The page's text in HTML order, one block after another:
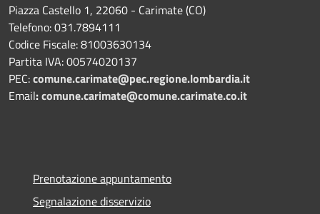
Piazza Castello 1, 22060 - Carimate (CO)
Telefono: 031.7894111
Codice Fiscale: 81003630134
Partita IVA: 00574020137
PEC:comune.carimate@pec.regione.lombardia.it
Email:comune.carimate@comune.carimate.co.it
Prenotazione appuntamento
Segnalazione disservizio